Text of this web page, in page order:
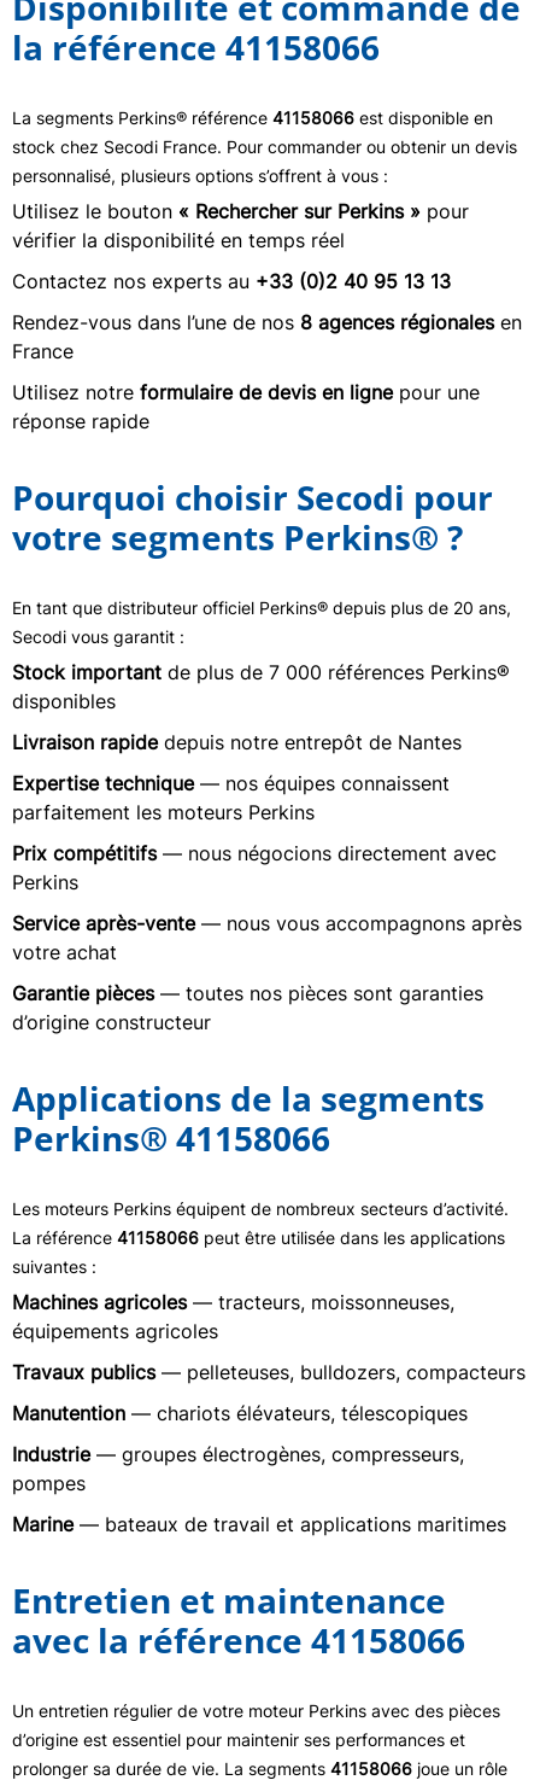
la référence 41158066
La segments Perkins® référence 41158066 est disponible en
stock chez Secodi France. Pour commander ou obtenir un devis
personnalisé, plusieurs options s’offrent à vous :
Utilisez le bouton « Rechercher sur Perkins » pour
vérifier la disponibilité en temps réel
Contactez nos experts au +33 (0)2 40 95 13 13
Rendez-vous dans l’une de nos 8 agences régionalesen
France
Utilisez notre formulaire de devis en lignepour une
réponse rapide
Pourquoi choisir Secodi pour
votre segments Perkins® ?
En tant que distributeur officiel Perkins® depuis plus de 20 ans,
Secodi vous garantit :
Stock important de plus de 7 000 références Perkins®
disponibles
Livraison rapidedepuis notre entrepôt de Nantes
Expertise technique— nos équipes connaissent
parfaitement les moteurs Perkins
Prix compétitifs— nous négocions directement avec
Perkins
Service après-vente— nous vous accompagnons après
votre achat
Garantie pièces— toutes nos pièces sont garanties
d’origine constructeur
Applications de la segments
Perkins® 41158066
Les moteurs Perkins équipent de nombreux secteurs d’activité.
La référence 41158066 peut être utilisée dans les applications
suivantes :
Machines agricoles— tracteurs, moissonneuses,
équipements agricoles
Travaux publics— pelleteuses, bulldozers, compacteurs
Manutention — chariots élévateurs, télescopiques
Industrie— groupes électrogènes, compresseurs,
pompes
Marine— bateaux de travail et applications maritimes
Entretien et maintenance
avec la référence 41158066
Un entretien régulier de votre moteur Perkins avec des pièces
d’origine est essentiel pour maintenir ses performances et
prolonger sa durée de vie. La segments 41158066 joue un rôle